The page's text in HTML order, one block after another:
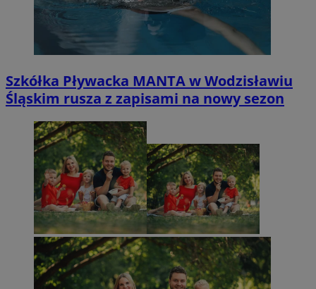
Szkółka Pływacka MANTA w Wodzisławiu
Śląskim rusza z zapisami na nowy sezon